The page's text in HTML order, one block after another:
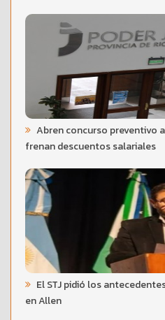
Abren concurso preventivo
frenan descuentos salariales
El STJ pidió los
en Allen